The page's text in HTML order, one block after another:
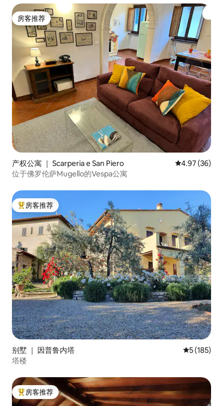
房客推荐
房客推荐
产权公寓 ｜ Scarperia e San Piero 平均评分
4.97 (36)
位于佛罗伦萨Mugello的Vespa公寓
热门「房客推荐」
房客推荐
别墅 ｜ 因普鲁内塔 平均评分 5
5 (185)
塔楼
热门「房客推荐」
房客推荐